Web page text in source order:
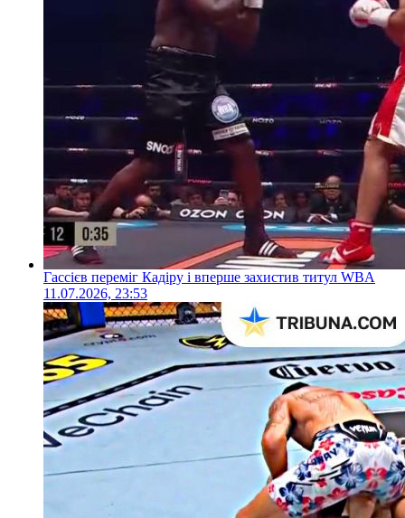
Гассієв переміг Кадіру і вперше захистив титул WBA
11.07.2026, 23:53